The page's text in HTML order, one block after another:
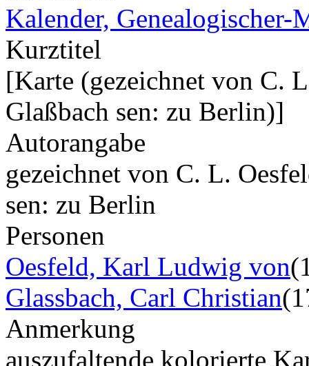
Kalender,
Kurztitel
[Karte (gezeichnet von C.
Glaßbach sen: zu Berlin)]
Autorangabe
gezeichnet von C. L.
sen: zu Berlin
Personen
Oesfeld, Karl Ludwig von
Glassbach, Carl Christian
Anmerkung
auszufaltende kolorierte